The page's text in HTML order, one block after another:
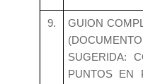
9.
GUION
SUGERIDA:
PUNTOS EN